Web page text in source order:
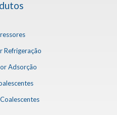
Refrigeração
Adsorção